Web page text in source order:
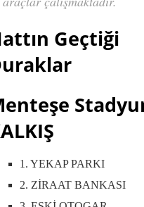
Geçtiği
1. YEKAP PARKI
2. ZİRAAT BANKASI